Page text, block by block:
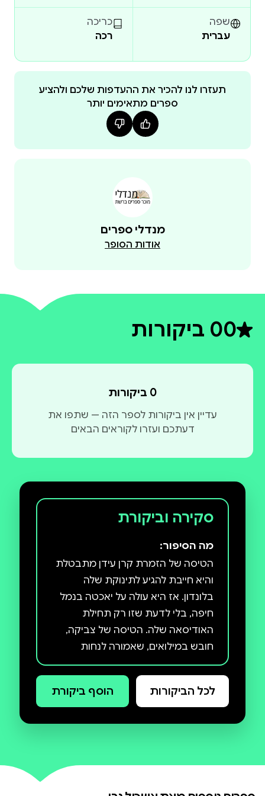
אשכול נבו מגיש לנו יצירה סוחפת ומסעירה, המגששת
אחר קרקע יציבה ובטוחה – על סף תהום. בעודה מעוגנת
בכאן ובעכשיו, היא ממריאה מעל למציאות היום־יומית
ונושאת עמה את קוראיה. ההצטלבויות העדינות שנבו
רוקם בין גיבוריו יוצרות רשת ביטחון, המזכירה לנו שגם
כשנדמה שהכול נשמט, עדיין אפשר להיאחז במילים,
כתיבתו כ"מהפנטת", וה"קוריירה דה לה סרה" קבע שהוא
אחד הסופרים הבולטים בדורו בעולם.
שפה
עברית
כריכה
רכה
תעזרו לנו להכיר את ההעדפות שלכם ולהציע
ספרים מתאימים יותר
מנדלי ספרים
אודות הסופר
0דירוג ממוצע 0 מתוך 5
0 ביקורות
0 ביקורות
עדיין אין ביקורות לספר הזה — שתפו את
דעתכם ועזרו לקוראים הבאים
סקירה וביקורת
מה הסיפור:
הטיסה של הזמרת קרן עידן מתבטלת
והיא חייבת להגיע לתינוקת שלה
בלונדון. אז היא עולה על יאכטה בנמל
חיפה, בלי לדעת שזו רק תחילת
האודיסאה שלה. הטיסה של צביקה,
חובש במילואים, שאמורה לנחות
בישראל, מופנית לקפריסין. וגם אצלו,
זה לא יהיה השיבוש האחרון בתוכניות.
כשתומר, עורך דין צמרת, ננעל מחוץ
לכל הביקורות הוסף ביקורת